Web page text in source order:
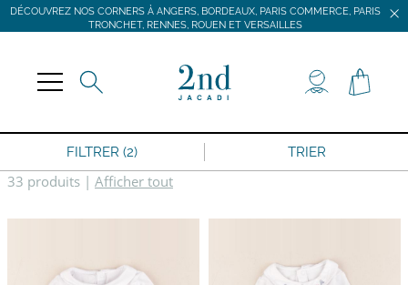
DÉCOUVREZ NOS CORNERS À ANGERS, BORDEAUX, PARIS COMMERCE, PARIS
TRONCHET, RENNES, ROUEN ET VERSAILLES
DÉCOUVREZ NOS CORNERS À ANGERS, BORDEAUX, PARIS COMMERCE, PARIS
TRONCHET, RENNES, ROUEN ET VERSAILLES
FILTRER (2) TRIER
33 produits | Afficher tout